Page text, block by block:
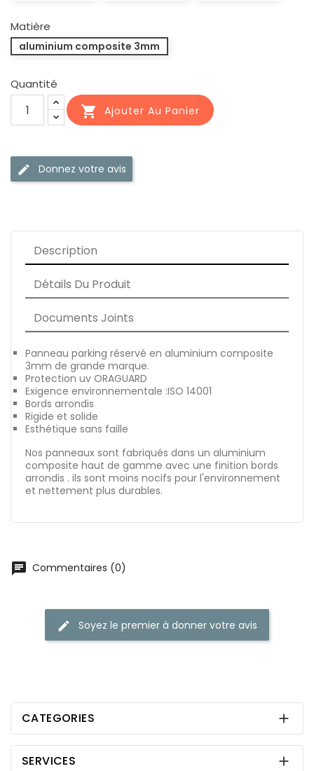
Matière
aluminium composite 3mm
Quantité
 Ajouter Au Panier
edit Donnez votre avis
Description
Détails Du Produit
Documents Joints
Panneau parking réservé en aluminium composite
3mm de grande marque.
Protection uv ORAGUARD
Exigence environnementale :ISO 14001
Bords arrondis
Rigide et solide
Esthétique sans faille
Nos panneaux sont fabriqués dans un aluminium
composite haut de gamme avec une finition bords
arrondis . ils sont moins nocifs pour l'environnement
et nettement plus durables.
chat Commentaires (0)
edit Soyez le premier à donner votre avis
CATEGORIES 
SERVICES 